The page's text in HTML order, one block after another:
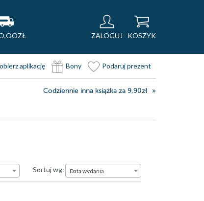
ZALOGUJ KOSZYK
aplikację Bony Podaruj prezent
Codziennie inna książka za 9,90zł
Sortuj wg:Data wydania
Data wydania